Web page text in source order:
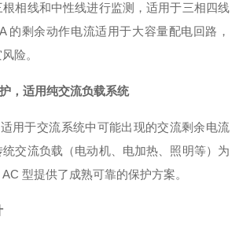
相线和中性线进行监测，适用于三相四线
的剩余动作电流适用于大容量配电回路，
险。
，适用纯交流负载系统
用于交流系统中可能出现的交流剩余电流
统交流负载（电动机、电加热、照明等）为
型提供了成熟可靠的保护方案。